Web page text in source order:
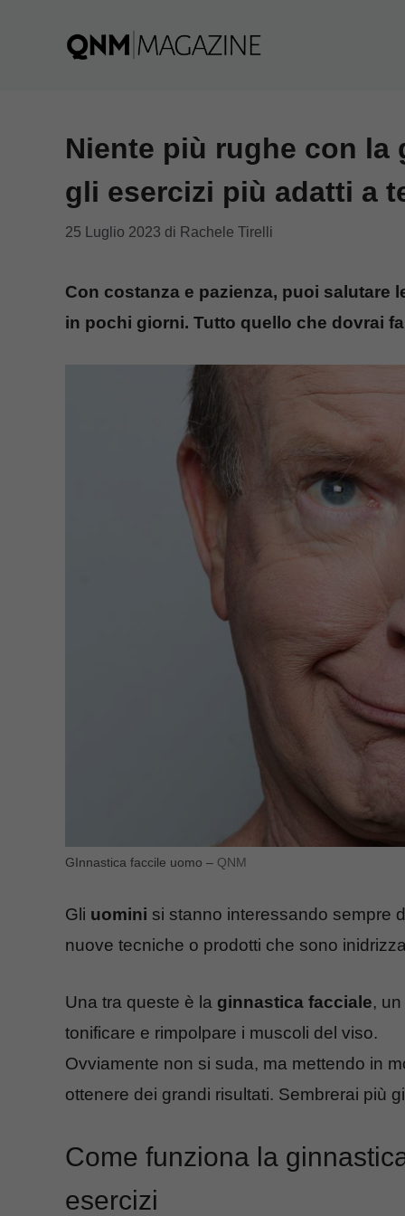
Niente più rughe con
gli esercizi più adatti a
25 Luglio 2023 di Rachele Tirelli
Con costanza e pazienza, puoi salutare
in pochi giorni. Tutto quello che dovrai
GInnastica faccile uomo – QNM
Gli uomini si stanno interessando sempre
nuove tecniche o prodotti che sono
Una tra queste è la ginnastica facciale,
tonificare e rimpolpare i muscoli del viso.
Ovviamente non si suda, ma mettendo in
ottenere dei grandi risultati. Sembrerai più
Come funziona la
esercizi